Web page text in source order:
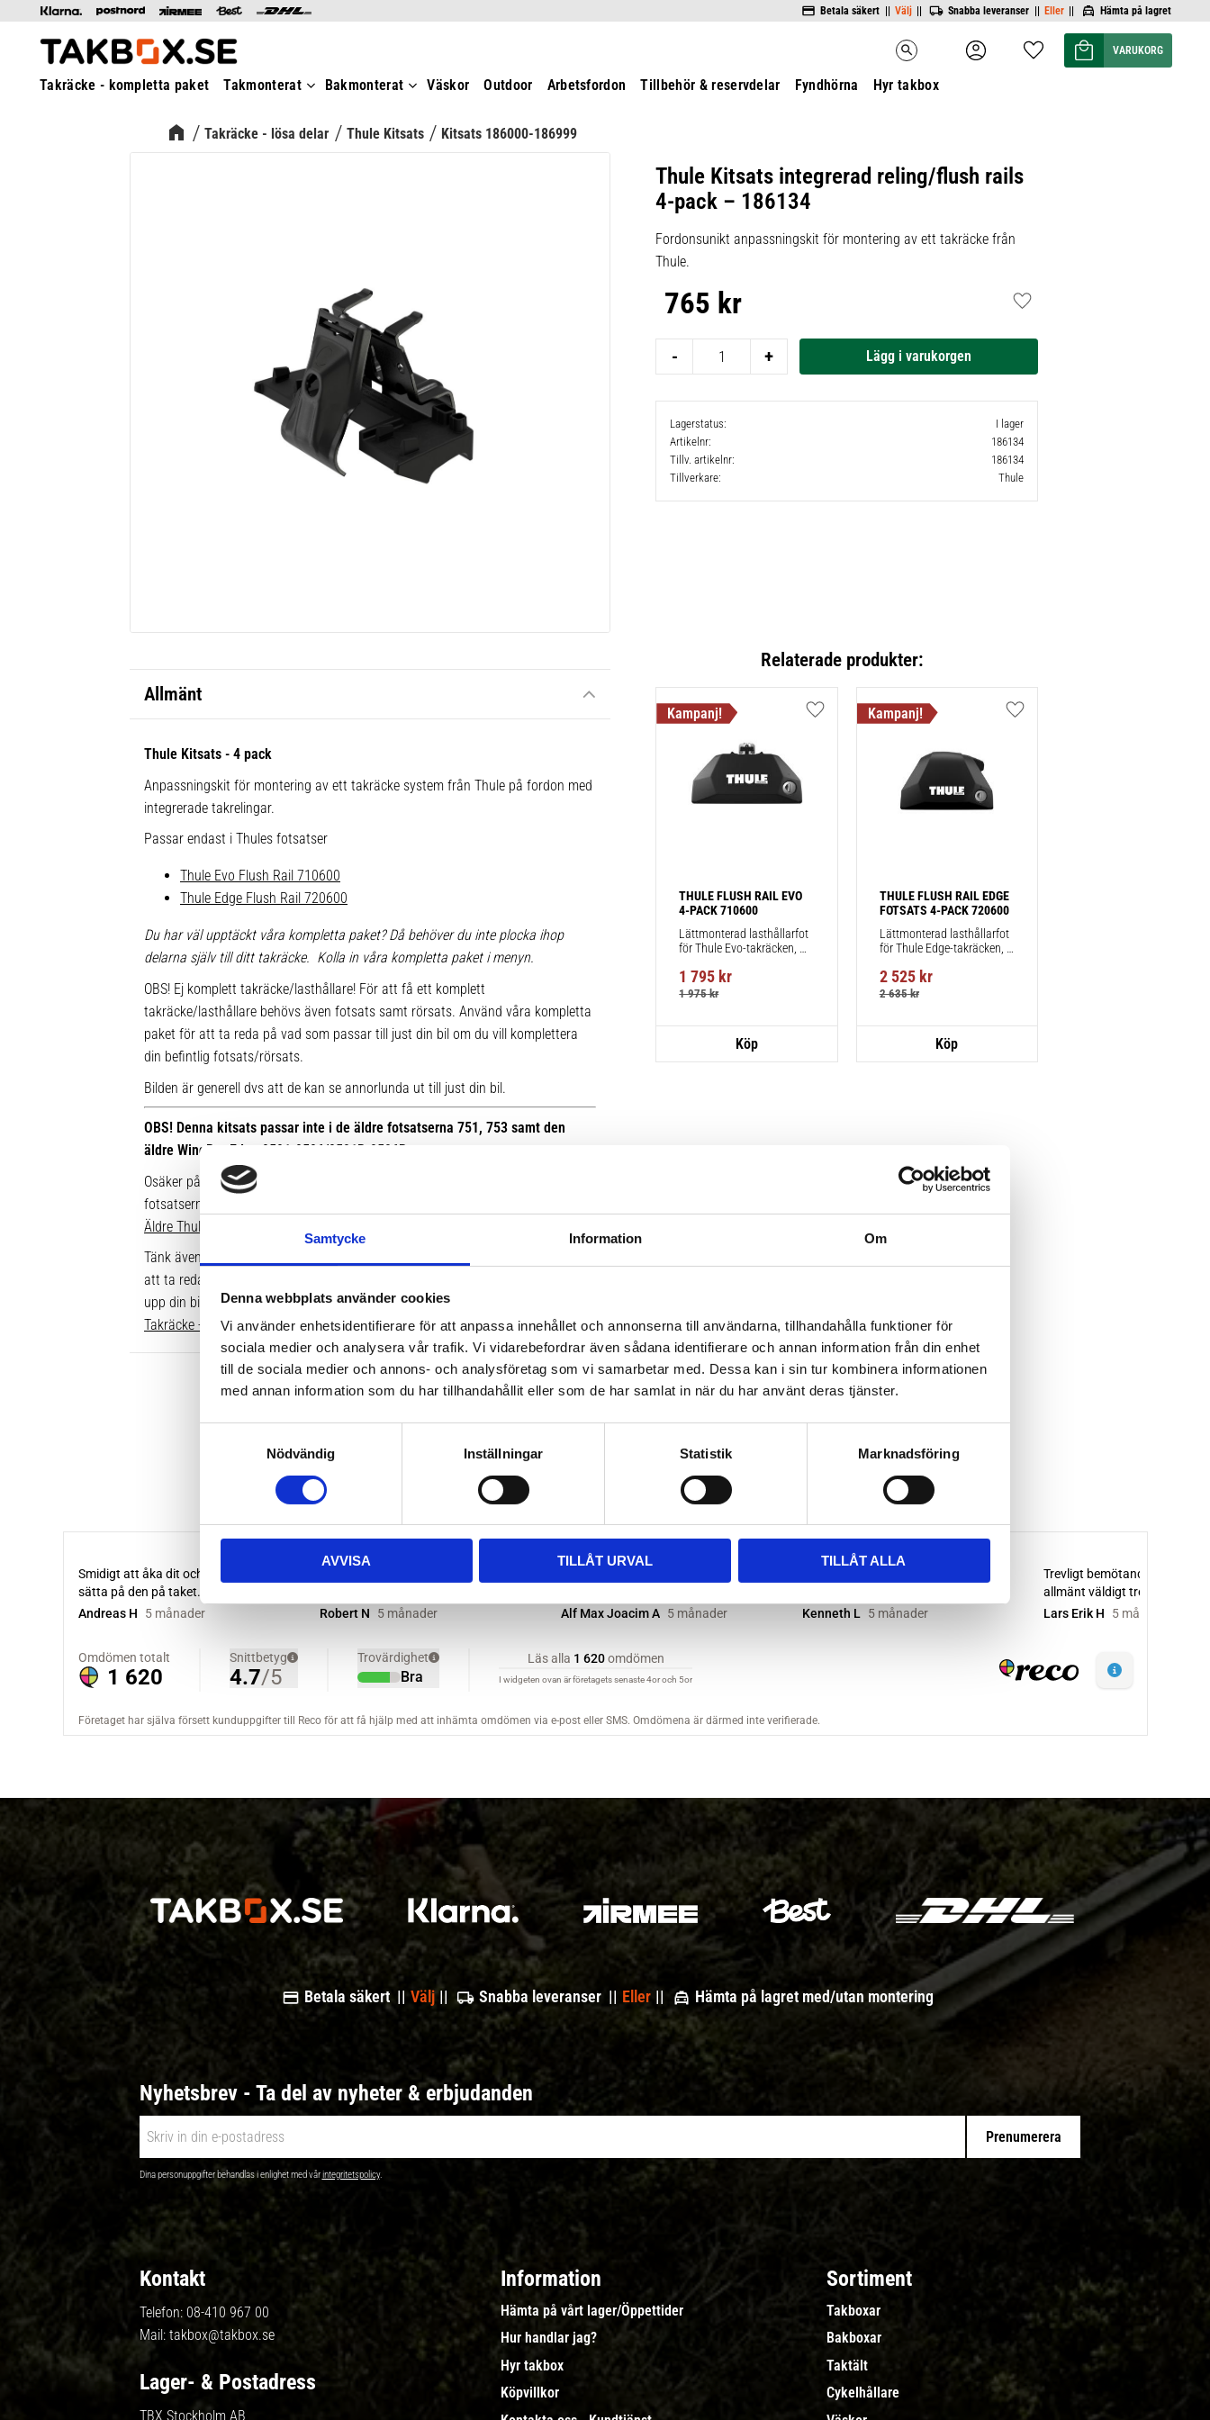
Samtycke Information Om
Denna webbplats använder cookies
Vi använder enhetsidentifierare för att anpassa innehållet och annonserna till användarna, tillhandahålla funktioner för
sociala medier och analysera vår trafik. Vi vidarebefordrar även sådana identifierare och annan information från din enhet
till de sociala medier och annons- och analysföretag som vi samarbetar med. Dessa kan i sin tur kombinera informationen
med annan information som du har tillhandahållit eller som de har samlat in när du har använt deras tjänster.
s
Nödvändig Inställningar Statistik Marknadsföring
AVVISA TILLÅT URVAL TILLÅT ALLA
Betala säkert || Välj || Snabba leveranser || Eller || Hämta på lagret
search Favoriter
Kundvagn
Takräcke - kompletta paket Takmonterat Bakmonterat Väskor Outdoor Arbetsfordon Tillbehör & reservdelar Fyndhörna Hyr takbox
Takräcke - lösa delar Thule Kitsats Kitsats 186000-186999
Thule Kitsats integrerad reling/flush rails
4-pack – 186134
Fordonsunikt anpassningskit för montering av ett takräcke från
Thule.
765 kr
+
-
Lägg till i favoriter
Lagerstatus
I lager
Artikelnr
186134
Tillv. artikelnr
186134
Tillverkare
Thule
Allmänt
Thule Kitsats - 4 pack
Anpassningskit för montering av ett takräcke system från Thule på fordon med
integrerade takrelingar.
Passar endast i Thules fotsatser
Thule Evo Flush Rail 710600
Thule Edge Flush Rail 720600
Du har väl upptäckt våra kompletta paket? Då behöver du inte plocka ihop
delarna själv till ditt takräcke. Kolla in våra kompletta paket i menyn.
OBS! Ej komplett takräcke/lasthållare! För att få ett komplett
takräcke/lasthållare behövs även fotsats samt rörsats. Använd våra kompletta
paket för att ta reda på vad som passar till just din bil om du vill komplettera
din befintlig fotsats/rörsats.
Bilden är generell dvs att de kan se annorlunda ut till just din bil.
OBS! Denna kitsats passar inte i de äldre fotsatserna 751, 753 samt den
äldre WingBar Edge 9591-9596/9591B-9596B.
Osäker på vilken fot du har sedan tidigare? Här kan du se bilder på de äldre
fotsatserna:
Äldre Thule fotsatser som inte går att komplettera med nya kitsatser >>
Tänk även på att dina rör över taket behöver vara i rätt längd. Enklaste sättet
att ta reda på vilken längd du ska ha är att gå till våra kompletta paket, leta
upp din bil. Där ser du enkelt vilken längd som passar.
Takräcke - kompletta paket >>
Relaterade produkter:
THULE FLUSH RAIL EVO
4-PACK 710600
Lättmonterad lasthållarfot
för Thule Evo-takräcken,
reling.
1 795 kr
1 975kr
Lägg till i favoriter
THULE FLUSH RAIL EDGE
FOTSATS 4-PACK 720600
Lättmonterad lasthållarfot
för Thule Edge-takräcken,
reling.
2 525kr
2 635kr
Lägg till i favoriter
Betala säkert || Välj Snabba leveranser || Eller Hämta på lagret med/utan montering
Nyhetsbrev - Ta del av nyheter & erbjudanden
Prenumerera
Dina personuppgifter behandlas i enlighet med vårintegritetspolicy.
Kontakt
Telefon: 08-410 967 00
Mail: takbox@takbox.se
Lager- & Postadress
TBX Stockholm AB
Information
Hämta på vårt lager/Öppettider
Hur handlar jag?
Hyr takbox
Köpvillkor
Sortiment
Takboxar
Bakboxar
Taktält
Cykelhållare